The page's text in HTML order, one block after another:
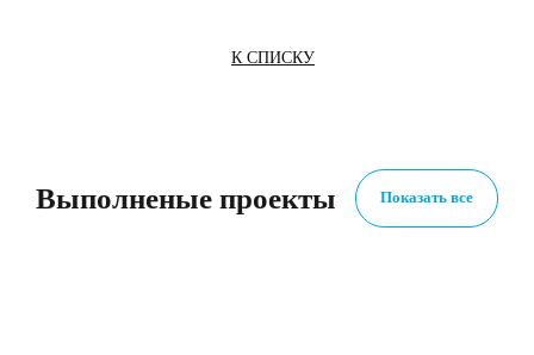
К СПИСКУ
Выполненые проекты Показать все